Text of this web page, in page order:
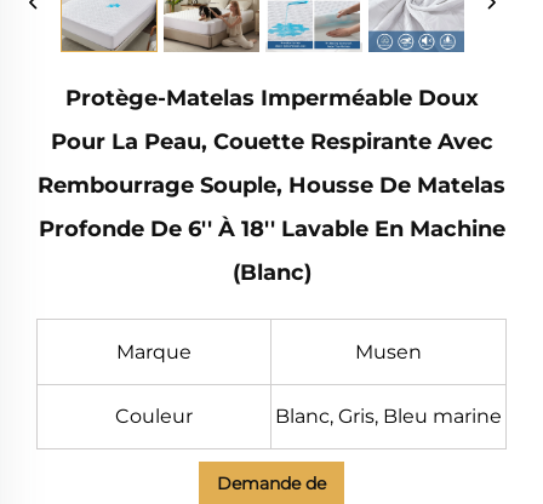
Protège-Matelas Imperméable Doux
Pour La Peau, Couette Respirante Avec
Rembourrage Souple, Housse De Matelas
Profonde De 6'' À 18'' Lavable En Machine
(Blanc)
Marque Musen
Couleur Blanc, Gris, Bleu marine
Demande de